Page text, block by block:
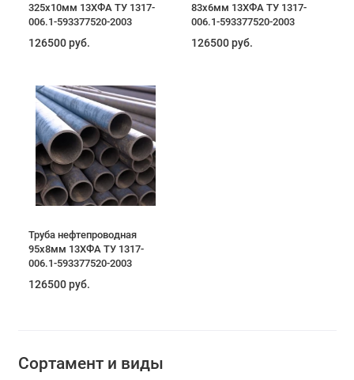
325х10мм 13ХФА ТУ 1317-
006.1-593377520-2003
126500 руб.
83х6мм 13ХФА ТУ 1317-
006.1-593377520-2003
126500 руб.
Труба нефтепроводная
95х8мм 13ХФА ТУ 1317-
006.1-593377520-2003
126500 руб.
Сортамент и виды